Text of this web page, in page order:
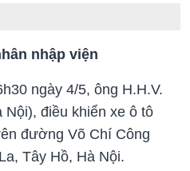
nhập viện
ngày 4/5, ông H.H.V.
điều khiển xe ô tô
đường Võ Chí Công
Tây Hồ, Hà Nội.